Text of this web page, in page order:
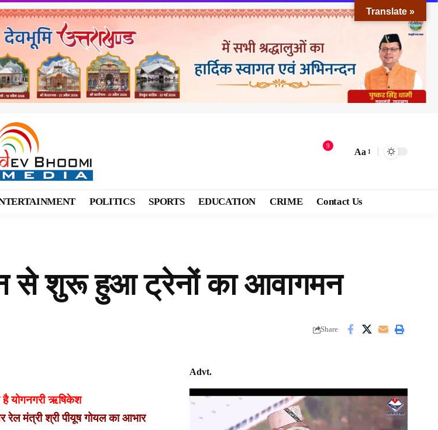
9
Aa
POLITICS SPORTS EDUCATION CRIME Contact Us
से शुरू हुआ ट्रेनों का आवागमन
Share
योगनगरी ऋषिकेश
रेल मंत्री श्री पीयूष गोयल का आभार
Advt.
Video
Translate »